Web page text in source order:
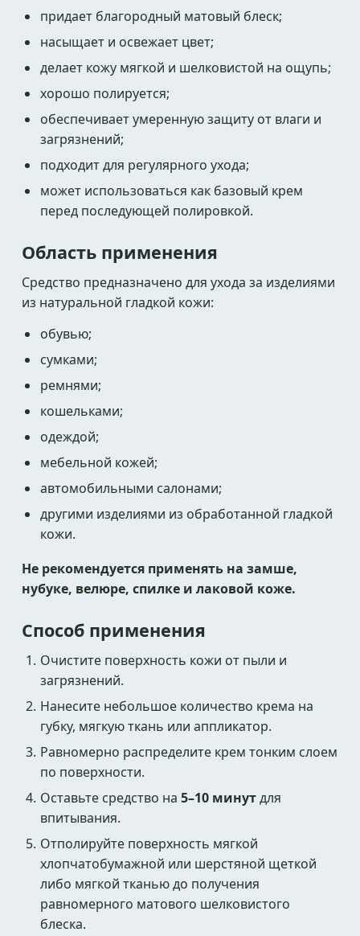
придает благородный матовый блеск;
насыщает и освежает цвет;
делает кожу мягкой и шелковистой на ощупь;
хорошо полируется;
обеспечивает умеренную защиту от влаги и
загрязнений;
подходит для регулярного ухода;
может использоваться как базовый крем
перед последующей полировкой.
Область применения
Средство предназначено для ухода за изделиями
из натуральной гладкой кожи:
обувью;
сумками;
ремнями;
кошельками;
одеждой;
мебельной кожей;
автомобильными салонами;
другими изделиями из обработанной гладкой
кожи.
Не рекомендуется применять на замше,
нубуке, велюре, спилке и лаковой коже.
Способ применения
Очистите поверхность кожи от пыли и
загрязнений.
Нанесите небольшое количество крема на
губку, мягкую ткань или аппликатор.
Равномерно распределите крем тонким слоем
по поверхности.
Оставьте средство на5–10 минутдля
впитывания.
Отполируйте поверхность мягкой
хлопчатобумажной или шерстяной щеткой
либо мягкой тканью до получения
равномерного матового шелковистого
блеска.